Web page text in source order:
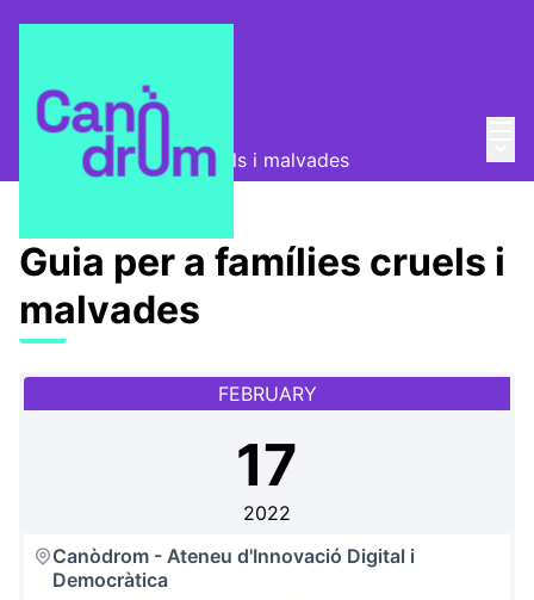
Canòdrom Obert
Guia per a famílies cruels i malvades
Guia per a famílies cruels i
malvades
FEBRUARY
17
2022
Canòdrom - Ateneu d'Innovació Digital i
Democràtica